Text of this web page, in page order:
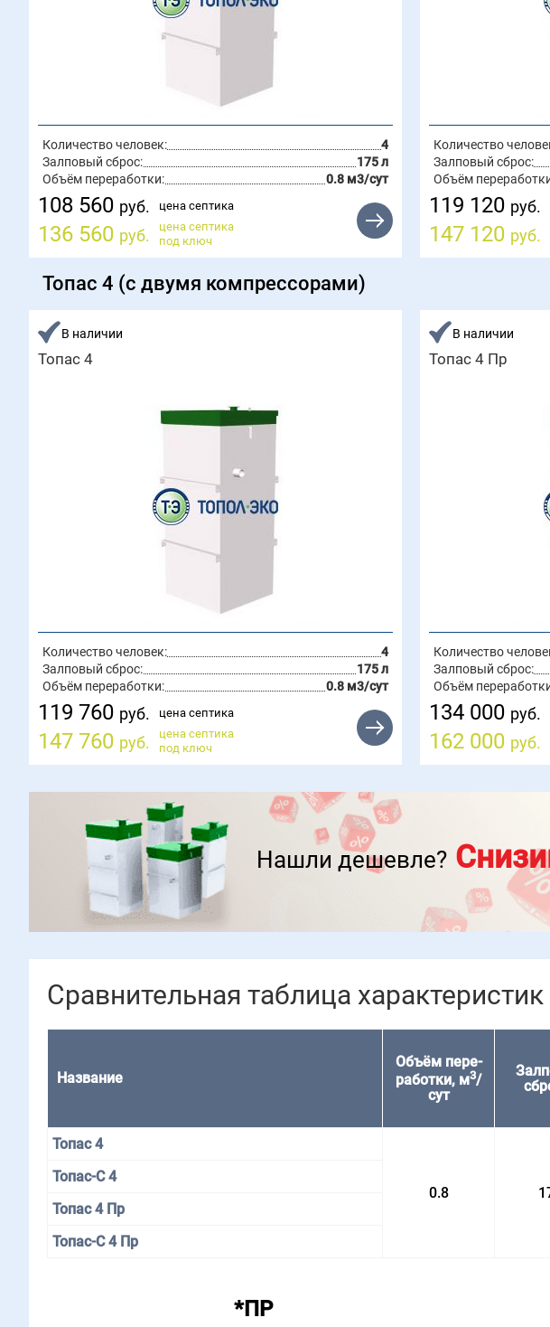
Количество человек:
4
Залповый сброс:
175 л
Объём переработки:
0.8 м3/сут
108 560 руб. цена септика
136 560 руб.
цена септика
под ключ
Количество
Залповый сброс:
Объём
119 120 руб.
147 120 руб.
Топас 4 (с двумя компрессорами)
В наличии
Топас 4
Количество человек:
4
Залповый сброс:
175 л
Объём переработки:
0.8 м3/сут
119 760 руб. цена септика
147 760 руб.
цена септика
под ключ
В наличии
Топас 4 Пр
Количество
Залповый сброс:
Объём
134 000 руб.
162 000 руб.
Нашли дешевле?
Сравнительная таблица
Название
Объём пере­
работки, м3/
сут
Топас 4
0.8
Топас-С 4
Топас 4 Пр
Топас-С 4 Пр
*ПР